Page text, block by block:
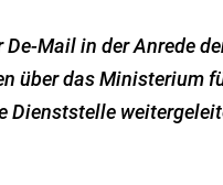
Mail in der Anrede
über das Ministerium
Dienststelle